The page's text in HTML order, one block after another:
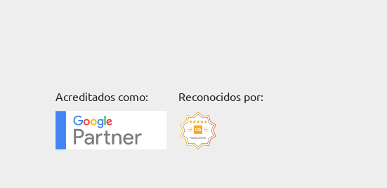
Acreditados como: Reconocidos por: